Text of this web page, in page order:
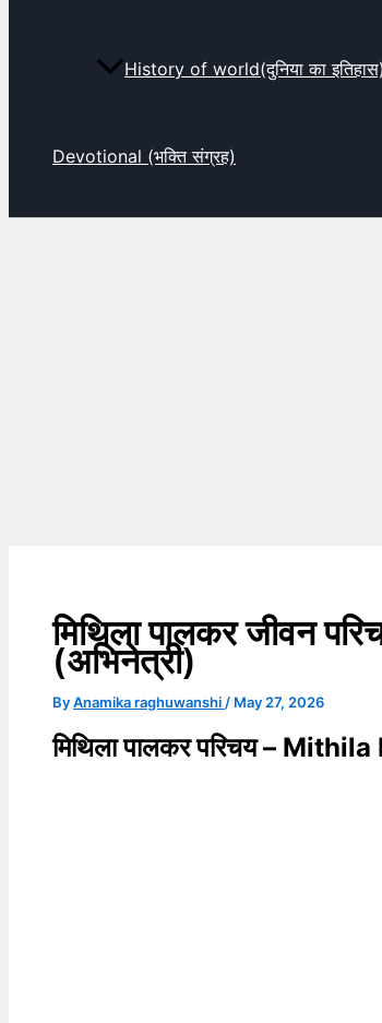
History of world(दुनिया का इतिहास)
Devotional (भक्ति संग्रह)
मिथिला पालकर जीवन
(अभिनेत्री)
ByAnamika raghuwanshi / May 27, 2026
मिथिला पालकर परिचय –